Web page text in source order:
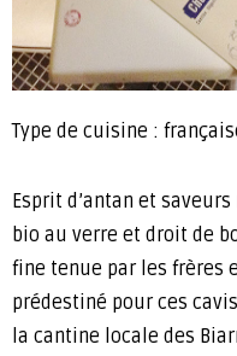
Type de cuisine :
Esprit d’antan et
bio au verre et droit de
fine tenue par les frères
prédestiné pour ces
la cantine locale des